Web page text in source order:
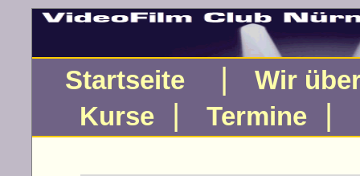
Startseite | Wir
Kurse| Termine|